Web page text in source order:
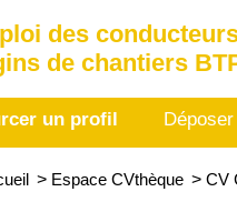
des
de chantiers
un profil
> Espace CVthèque > CV